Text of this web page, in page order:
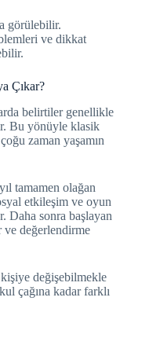
görülebilir.
ve dikkat
Çıkar?
belirtiler genellikle
Bu yönüyle klasik
zaman yaşamın
tamamen olağan
etkileşim ve oyun
Daha sonra başlayan
değerlendirme
değişebilmekle
çağına kadar farklı